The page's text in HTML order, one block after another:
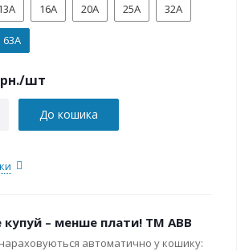
16А 20А 25А 32А
63А
/шт
До кошика
купуй – менше плати! ТМ ABB
автоматично у кошику: